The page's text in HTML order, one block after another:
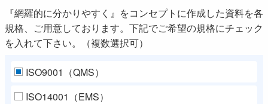
『網羅的に分かりやすく』をコンセプトに作成した資料を各
規格、ご用意しております。下記でご希望の規格にチェック
を入れて下さい。（複数選択可）
ISO9001（QMS）
ISO14001（EMS）